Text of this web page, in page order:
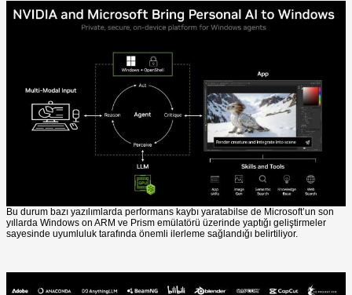
Bu durum bazı yazılımlarda performans kaybı yaratabilse de Microsoft’un son
yıllarda Windows on ARM ve Prism emülatörü üzerinde yaptığı geliştirmeler
sayesinde uyumluluk tarafında önemli ilerleme sağlandığı belirtiliyor.